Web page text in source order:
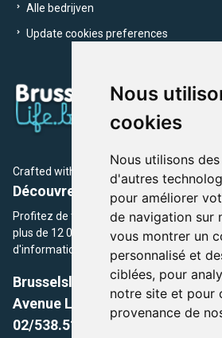
Nous
cookies
Nous utilisons
d'autres
pour améliorer
de navigation sur
vous montrer un
personnalisé et
ciblées, pour
notre site et pour
provenance de
Alle bedrijven
Update cookies preferences
Crafted with by Brusselslife Team
Découvrez plus de 12 000
Profitez de toutes les sections de
plus de 12 000 adresses et un grand
d'informations et de conseils et astuces
Brusselslife.be
Avenue Louise, 500 -1050
02/538.51.49.